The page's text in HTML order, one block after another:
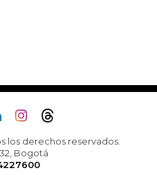
los derechos reservados.
32, Bogotá